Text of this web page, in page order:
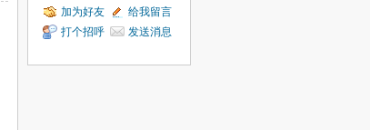
加为好友
给我留言
打个招呼
发送消息